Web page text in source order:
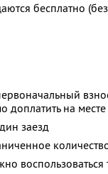
бесплатно
доплатить на месте
заезд
воспользоваться